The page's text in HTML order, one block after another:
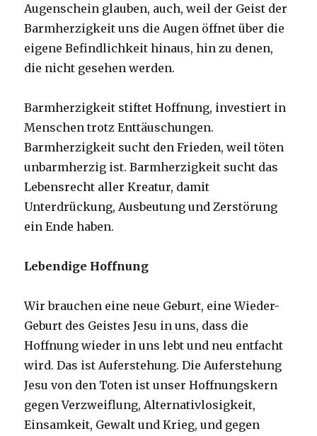
Augenschein glauben, auch, weil der Geist der
Barmherzigkeit uns die Augen öffnet über die
eigene Befindlichkeit hinaus, hin zu denen,
die nicht gesehen werden.
Barmherzigkeit stiftet Hoffnung, investiert in
Menschen trotz Enttäuschungen.
Barmherzigkeit sucht den Frieden, weil töten
unbarmherzig ist. Barmherzigkeit sucht das
Lebensrecht aller Kreatur, damit
Unterdrückung, Ausbeutung und Zerstörung
ein Ende haben.
Lebendige Hoffnung
Wir brauchen eine neue Geburt, eine Wieder-
Geburt des Geistes Jesu in uns, dass die
Hoffnung wieder in uns lebt und neu entfacht
wird. Das ist Auferstehung. Die Auferstehung
Jesu von den Toten ist unser Hoffnungskern
gegen Verzweiflung, Alternativlosigkeit,
Einsamkeit, Gewalt und Krieg, und gegen